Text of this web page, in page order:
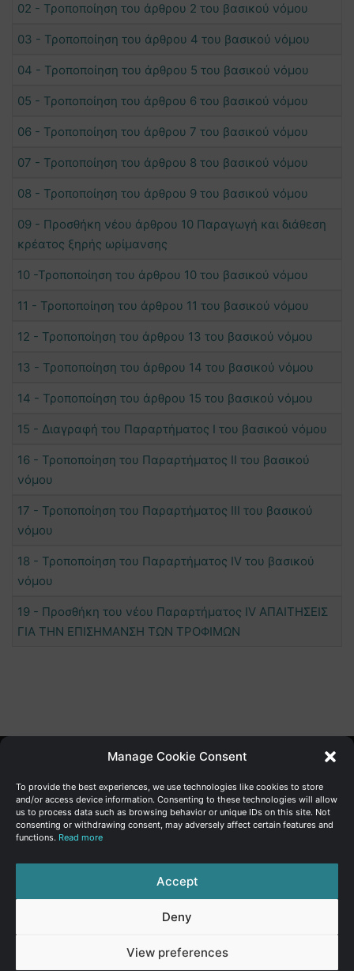
Manage Cookie Consent
To provide the best experiences, we use technologies like cookies to store
and/or access device information. Consenting to these technologies will allow
us to process data such as browsing behavior or unique IDs on this site. Not
consenting or withdrawing consent, may adversely affect certain features and
functions. Read more
Accept
Deny
View preferences
02 - Τροποποίηση του άρθρου 2 του βασικού νόμου
03 - Τροποποίηση του άρθρου 4 του βασικού νόμου
04 - Τροποποίηση του άρθρου 5 του βασικού νόμου
05 - Τροποποίηση του άρθρου 6 του βασικού νόμου
06 - Τροποποίηση του άρθρου 7 του βασικού νόμου
07 - Τροποποίηση του άρθρου 8 του βασικού νόμου
08 - Τροποποίηση του άρθρου 9 του βασικού νόμου
09 - Προσθήκη νέου άρθρου 10 Παραγωγή και διάθεση
κρέατος ξηρής ωρίμανσης
10 -Τροποποίηση του άρθρου 10 του βασικού νόμου
11 - Τροποποίηση του άρθρου 11 του βασικού νόμου
12 - Τροποποίηση του άρθρου 13 του βασικού νόμου
13 - Τροποποίηση του άρθρου 14 του βασικού νόμου
14 - Τροποποίηση του άρθρου 15 του βασικού νόμου
15 - Διαγραφή του Παραρτήματος Ι του βασικού νόμου
16 - Τροποποίηση του Παραρτήματος ΙΙ του βασικού
νόμου
17 - Τροποποίηση του Παραρτήματος ΙΙΙ του βασικού
νόμου
18 - Τροποποίηση του Παραρτήματος ΙV του βασικού
νόμου
19 - Προσθήκη του νέου Παραρτήματος ΙV ΑΠΑΙΤΗΣΕΙΣ
ΓΙΑ ΤΗΝ ΕΠΙΣΗΜΑΝΣΗ ΤΩΝ ΤΡΟΦΙΜΩΝ
Γενική Διεύθυνση Ανάπτυξης
Υπουργείο Οικονομικών | Κυπριακή Δημοκρατία
Ιστ:
| Terms of use | Privacy Policy